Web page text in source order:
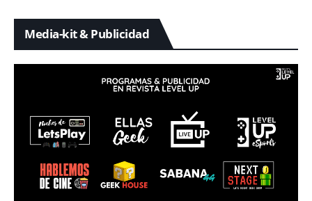
Media-kit & Publicidad